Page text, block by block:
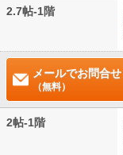
2.7帖-1階
メールでお問合せ
（無料）
2帖-1階